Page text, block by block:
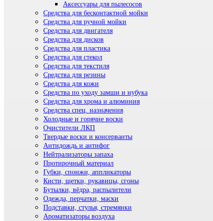
Аксессуары для пылесосов
Средства для бесконтактной мойки
Средства для ручной мойки
Средства для двигателя
Средства для дисков
Средства для пластика
Средства для стекол
Средства для текстиля
Средства для резины
Средства для кожи
Средства по уходу замши и нубука
Средства для хрома и алюминия
Средства спец. назначения
Холодные и горячие воски
Очистители ЛКП
Твердые воски и консерванты
Антидождь и антифог
Нейтрализаторы запаха
Протирочный материал
Губки, спонжи, аппликаторы
Кисти, щетки, рукавицы, сгоны
Бутылки, вёдра, распылители
Одежда, перчатки, маски
Подставки, стулья, стремянки
Ароматизаторы воздуха